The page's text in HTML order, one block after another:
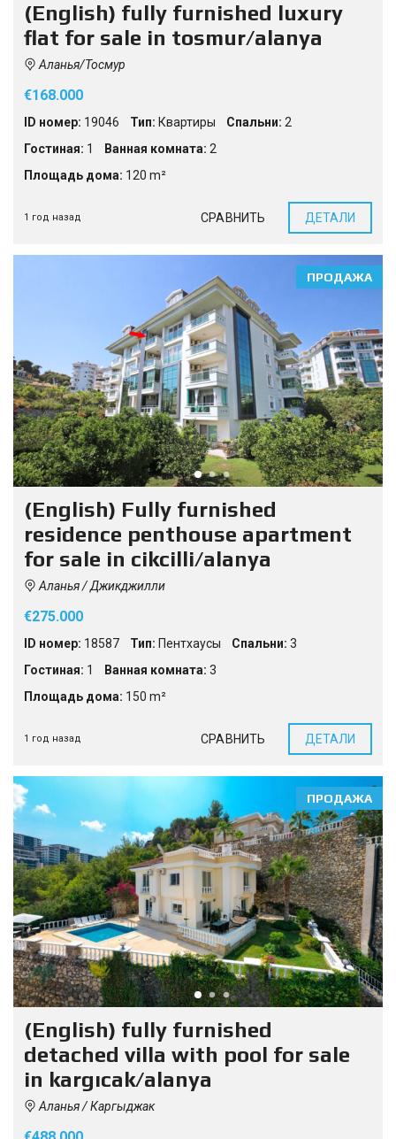
(English) fully furnished luxury
flat for sale in tosmur/alanya
Аланья/Тосмур
€168.000
ID номер: 19046 Тип: Квартиры Спальни: 2
Гостиная: 1 Ванная комната: 2
Площадь дома: 120 m²
1 год назад СРАВНИТЬ ДЕТАЛИ
ПРОДАЖА
(English) Fully furnished
residence penthouse apartment
for sale in cikcilli/alanya
Аланья / Джикджилли
€275.000
ID номер: 18587 Тип: Пентхаусы Спальни: 3
Гостиная: 1 Ванная комната: 3
Площадь дома: 150 m²
1 год назад СРАВНИТЬ ДЕТАЛИ
ПРОДАЖА
(English) fully furnished
detached villa with pool for sale
in kargıcak/alanya
Аланья / Каргыджак